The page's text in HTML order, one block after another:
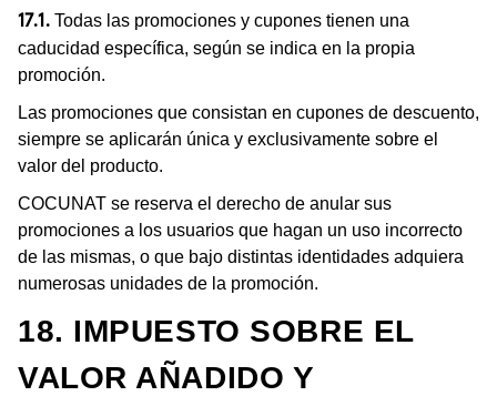
17.1. Todas las promociones y cupones tienen una
caducidad específica, según se indica en la propia
promoción.
Las promociones que consistan en cupones de descuento,
siempre se aplicarán única y exclusivamente sobre el
valor del producto.
COCUNAT se reserva el derecho de anular sus
promociones a los usuarios que hagan un uso incorrecto
de las mismas, o que bajo distintas identidades adquiera
numerosas unidades de la promoción.
18. IMPUESTO SOBRE EL
VALOR AÑADIDO Y